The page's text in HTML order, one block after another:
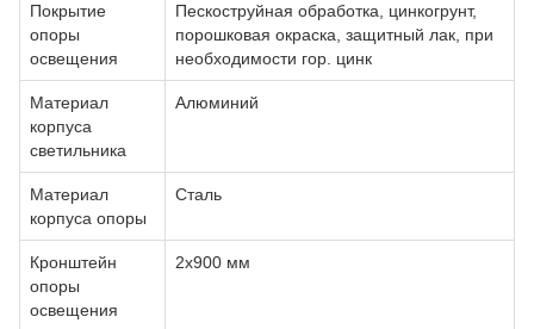
Покрытие
опоры
освещения
Пескоструйная обработка, цинкогрунт,
порошковая окраска, защитный лак, при
необходимости гор. цинк
Материал
корпуса
светильника
Алюминий
Материал
корпуса опоры
Сталь
Кронштейн
опоры
освещения
2х900 мм